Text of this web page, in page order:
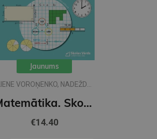
Jaunums
LIENE VOROŅENKO, NADEŽDA
Matemātika. Skolēna grāmata 4. klasei, 2. daļa
€14.40